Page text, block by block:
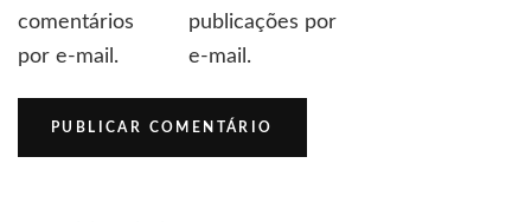
comentários
por e-mail.
publicações por
e-mail.